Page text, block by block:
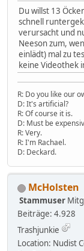
Du willst 13
schnell
verursacht und
Neeson zum,
einlädt) mal zu
keine Videothek
R: Do you like our
D: It's artificial?
R: Of course it is.
D: Must be
R: Very.
R: I'm Rachael.
D: Deckard.
McHolsten
Stammuser
Beiträge: 4.928
Trashjunkie
Location: Nudist